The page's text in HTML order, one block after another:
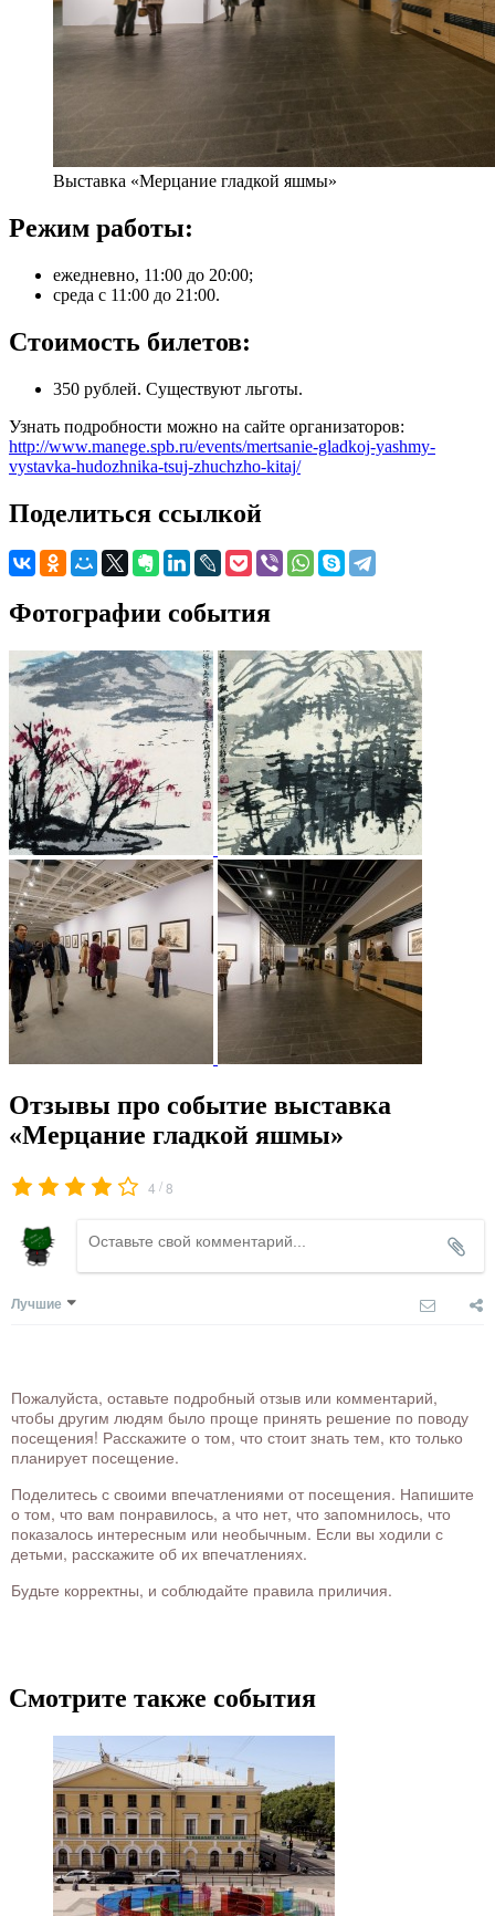
Выставка «Мерцание гладкой яшмы»
Режим работы:
ежедневно, 11:00 до 20:00;
среда с 11:00 до 21:00.
Стоимость билетов:
350 рублей. Существуют льготы.
Узнать подробности можно на сайте организаторов:
http://www.manege.spb.ru/events/mertsanie-gladkoj-yashmy-
vystavka-hudozhnika-tsuj-zhuchzho-kitaj/
Поделиться ссылкой
Фотографии события
Отзывы про событие выставка
«Мерцание гладкой яшмы»
4 /8
Лучшие
Пожалуйста, оставьте подробный отзыв или комментарий,
чтобы другим людям было проще принять решение по поводу
посещения! Расскажите о том, что стоит знать тем, кто только
планирует посещение.
Поделитесь с своими впечатлениями от посещения. Напишите
о том, что вам понравилось, а что нет, что запомнилось, что
показалось интересным или необычным. Если вы ходили с
детьми, расскажите об их впечатлениях.
Будьте корректны, и соблюдайте правила приличия.
Смотрите также события